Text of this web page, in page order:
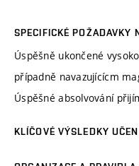
SPECIFICKÉ POŽADAVKY
Úspěšně ukončené
případně navazujícícm
Úspěšné absolvování
KLÍČOVÉ VÝSLEDKY